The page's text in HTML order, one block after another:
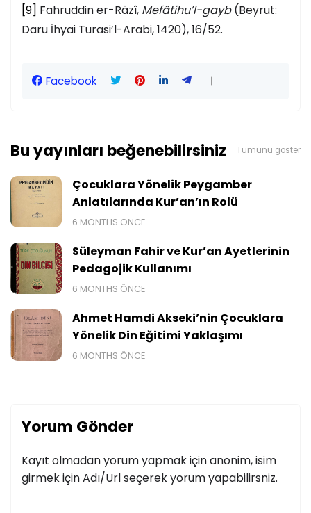
[9] Fahruddin er-Râzî, Mefâtihu’l-gayb(Beyrut:
Daru İhyai Turasi’l-Arabi, 1420), 16/52.
Facebook
Bu yayınları beğenebilirsiniz Tümünü göster
Çocuklara Yönelik Peygamber
Anlatılarında Kur’an’ın Rolü
6 MONTHS ÖNCE
Süleyman Fahir ve Kur’an Ayetlerinin
Pedagojik Kullanımı
6 MONTHS ÖNCE
Ahmet Hamdi Akseki’nin Çocuklara
Yönelik Din Eğitimi Yaklaşımı
6 MONTHS ÖNCE
Yorum Gönder
Kayıt olmadan yorum yapmak için anonim, isim
girmek için Adı/Url seçerek yorum yapabilirsniz.